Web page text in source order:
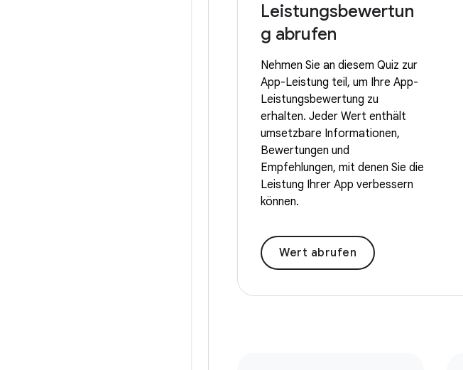
Leistungsbewertun
g abrufen
Nehmen Sie an diesem Quiz zur
App-Leistung teil, um Ihre App-
Leistungsbewertung zu
erhalten. Jeder Wert enthält
umsetzbare Informationen,
Bewertungen und
Empfehlungen, mit denen Sie die
Leistung Ihrer App verbessern
können.
Wert abrufen